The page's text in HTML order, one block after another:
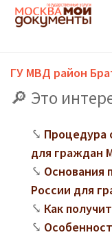
ГУ МВД район
Это
Процедура
для граждан
Основания
России для
Как